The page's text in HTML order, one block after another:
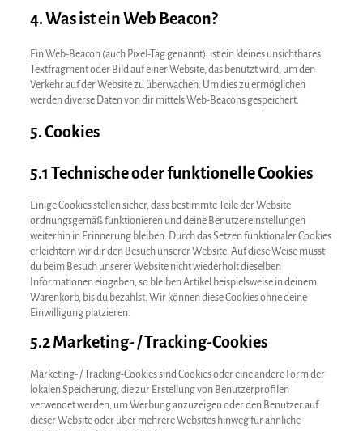
4. Was ist ein Web Beacon?
Ein Web-Beacon (auch Pixel-Tag genannt), ist ein kleines unsichtbares
Textfragment oder Bild auf einer Website, das benutzt wird, um den
Verkehr auf der Website zu überwachen. Um dies zu ermöglichen
werden diverse Daten von dir mittels Web-Beacons gespeichert.
5. Cookies
5.1 Technische oder funktionelle Cookies
Einige Cookies stellen sicher, dass bestimmte Teile der Website
ordnungsgemäß funktionieren und deine Benutzereinstellungen
weiterhin in Erinnerung bleiben. Durch das Setzen funktionaler Cookies
erleichtern wir dir den Besuch unserer Website. Auf diese Weise musst
du beim Besuch unserer Website nicht wiederholt dieselben
Informationen eingeben, so bleiben Artikel beispielsweise in deinem
Warenkorb, bis du bezahlst. Wir können diese Cookies ohne deine
Einwilligung platzieren.
5.2 Marketing- / Tracking-Cookies
Marketing- / Tracking-Cookies sind Cookies oder eine andere Form der
lokalen Speicherung, die zur Erstellung von Benutzerprofilen
verwendet werden, um Werbung anzuzeigen oder den Benutzer auf
dieser Website oder über mehrere Websites hinweg für ähnliche